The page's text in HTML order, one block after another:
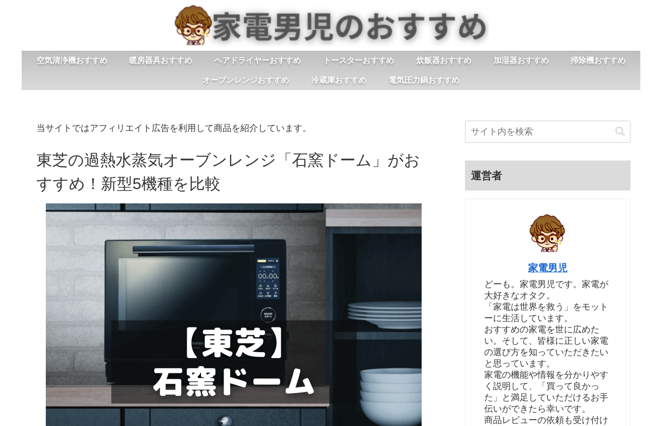
空気清浄機おすすめ 暖房器具おすすめ ヘアドライヤーおすすめ トースターおすすめ 炊飯器おすすめ 加湿器おすすめ 掃除機おすすめ
オーブンレンジおすすめ 冷蔵庫おすすめ 電気圧力鍋おすすめ
当サイトではアフィリエイト広告を利用して商品を紹介しています。
東芝の過熱水蒸気オーブンレンジ「石窯ドーム」がお
すすめ！新型5機種を比較
運営者
家電男児
どーも。家電男児です。家電が
大好きなオタク。
「家電は世界を救う」をモット
ーに生活しています。
おすすめの家電を世に広めた
い。そして、皆様に正しい家電
の選び方を知っていただきたい
と思っています。
家電の機能や情報を分かりやす
く説明して、「買って良かっ
た」と満足していただけるお手
伝いができたら幸いです。
商品レビューの依頼も受け付け